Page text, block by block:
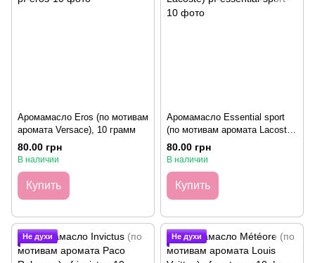
Аромамасло Eros (по мотивам
аромата Versace), 10 грамм
80.00 грн
В наличии
Купить
Аромамасло Essential sport
(по мотивам аромата Lacoste),
10 грамм
80.00 грн
В наличии
Купить
Не духи Не духи